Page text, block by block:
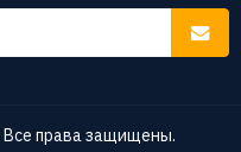
Все права защищены.